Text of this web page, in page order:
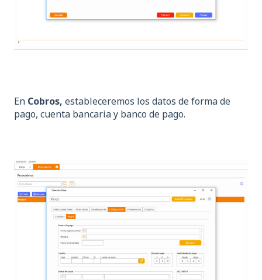
En Cobros, estableceremos los datos de forma de
pago, cuenta bancaria y banco de pago.